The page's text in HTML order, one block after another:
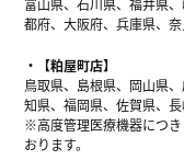
都府、大阪府、兵庫県、
【粕屋町店】
鳥取県、島根県、岡山県
知県、福岡県、佐賀県、
※高度管理医療機器につ
おります。